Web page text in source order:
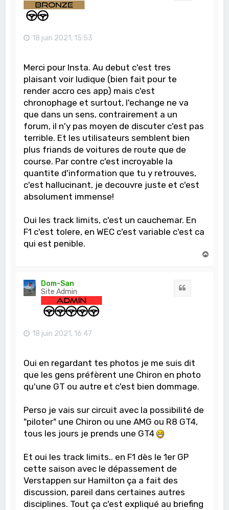
18 juin 2021, 15:53
Merci pour Insta. Au debut c'est tres
plaisant voir ludique (bien fait pour te
render accro ces app) mais c'est
chronophage et surtout, l'echange ne va
que dans un sens, contrairement a un
forum, il n'y pas moyen de discuter c'est pas
terrible. Et les utilisateurs semblent bien
plus friands de voitures de route que de
course. Par contre c'est incroyable la
quantite d'information que tu y retrouves,
c'est hallucinant, je decouvre juste et c'est
absolument immense!
Oui les track limits, c'est un cauchemar. En
F1 c'est tolere, en WEC c'est variable c'est ca
qui est penible.
Dom-San
Site Admin
18 juin 2021, 16:47
Oui en regardant tes photos je me suis dit
que les gens préfèrent une Chiron en photo
qu'une GT ou autre et c'est bien dommage.
Perso je vais sur circuit avec la possibilité de
"piloter" une Chiron ou une AMG ou R8 GT4,
tous les jours je prends une GT4
Et oui les track limits.. en F1 dès le 1er GP
cette saison avec le dépassement de
Verstappen sur Hamilton ça a fait des
discussion, pareil dans certaines autres
disciplines. Tout ça c'est expliqué au briefing